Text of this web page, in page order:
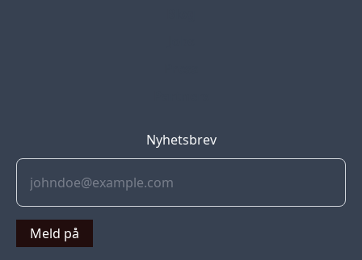
Nyhetsbrev
Meld på